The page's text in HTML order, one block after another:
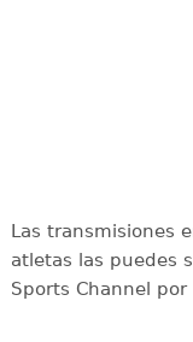
Las transmisiones
atletas las puedes
Sports Channel por